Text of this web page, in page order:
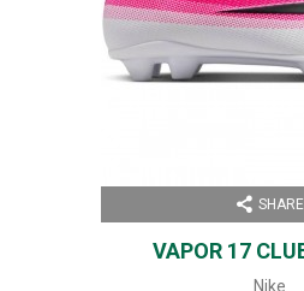
SHARE
VAPOR 17
Nike